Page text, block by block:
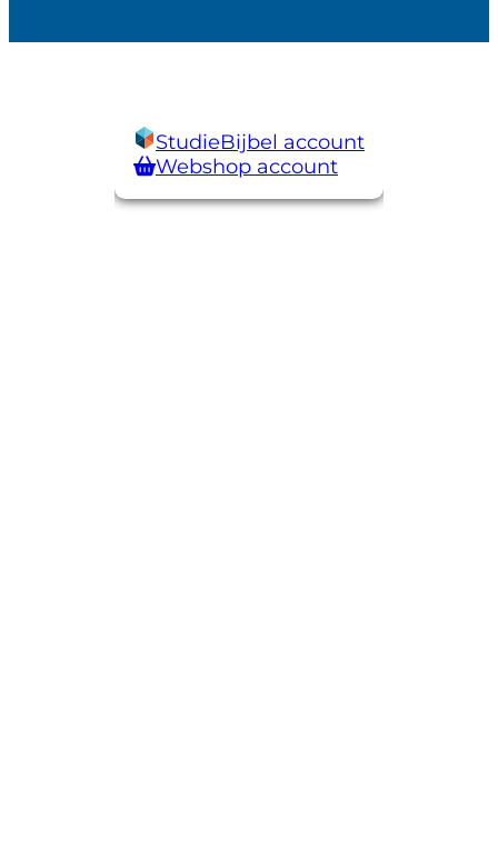
StudieBijbel account
Webshop account